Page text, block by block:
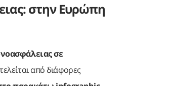
στην Ευρώπη
σε
από διάφορες